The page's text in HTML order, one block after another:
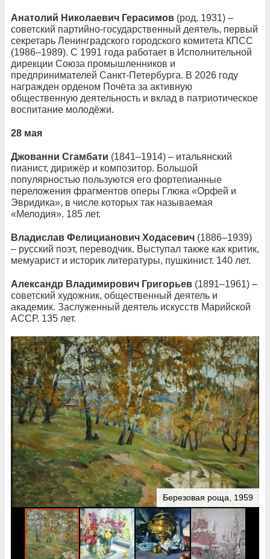
Анатолий Николаевич Герасимов (род. 1931) –
советский партийно-государственный деятель, первый
секретарь Ленинградского городского комитета КПСС
(1986–1989). С 1991 года работает в Исполнительной
дирекции Союза промышленников и
предпринимателей Санкт-Петербурга. В 2026 году
награжден орденом Почёта за активную
общественную деятельность и вклад в патриотическое
воспитание молодёжи.
28 мая
Джованни Сгамбати (1841–1914) – итальянский
пианист, дирижёр и композитор. Большой
популярностью пользуются его фортепианные
переложения фрагментов оперы Глюка «Орфей и
Эвридика», в числе которых так называемая
«Мелодия». 185 лет.
Владислав Фелицианович Ходасевич (1886–1939)
– русский поэт, переводчик. Выступал также как критик,
мемуарист и историк литературы, пушкинист. 140 лет.
Александр Владимирович Григорьев (1891–1961) –
советский художник, общественный деятель и
академик. Заслуженный деятель искусств Марийской
АССР. 135 лет.
Березовая роща, 1959